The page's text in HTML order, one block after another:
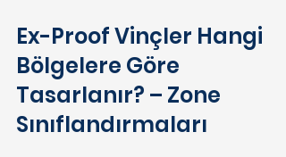
Ex-Proof Vinçler Hangi
Bölgelere Göre
Tasarlanır? – Zone
Sınıflandırmaları